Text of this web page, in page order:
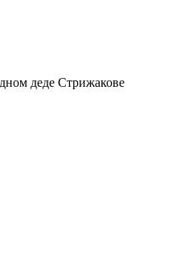
деде Стрижакове